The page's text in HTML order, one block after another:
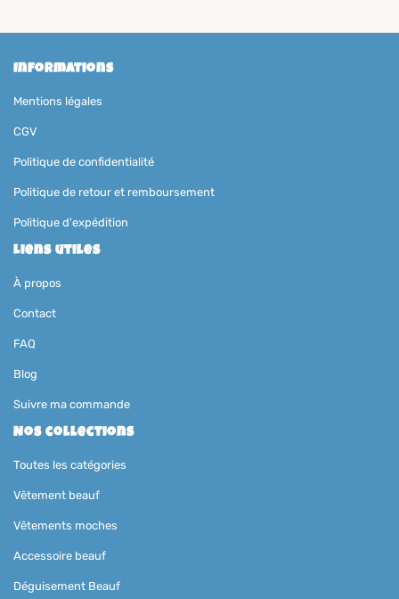
Informations
Mentions légales
CGV
Politique de confidentialité
Politique de retour et remboursement
Politique d'expédition
Liens utiles
À propos
Contact
FAQ
Blog
Suivre ma commande
Nos collections
Toutes les catégories
Vêtement beauf
Vêtements moches
Accessoire beauf
Déguisement Beauf